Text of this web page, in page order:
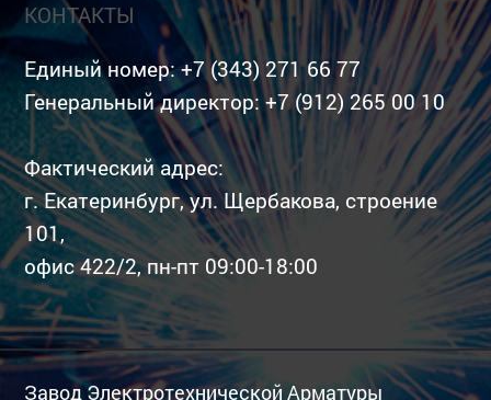
КОНТАКТЫ
Единый номер:+7 (343) 271 66 77
Генеральный директор:+7 (912) 265 00 10
Фактический адрес:
г. Екатеринбург, ул. Щербакова, строение
101,
офис 422/2, пн-пт 09:00-18:00
Завод Электротехнической Арматуры